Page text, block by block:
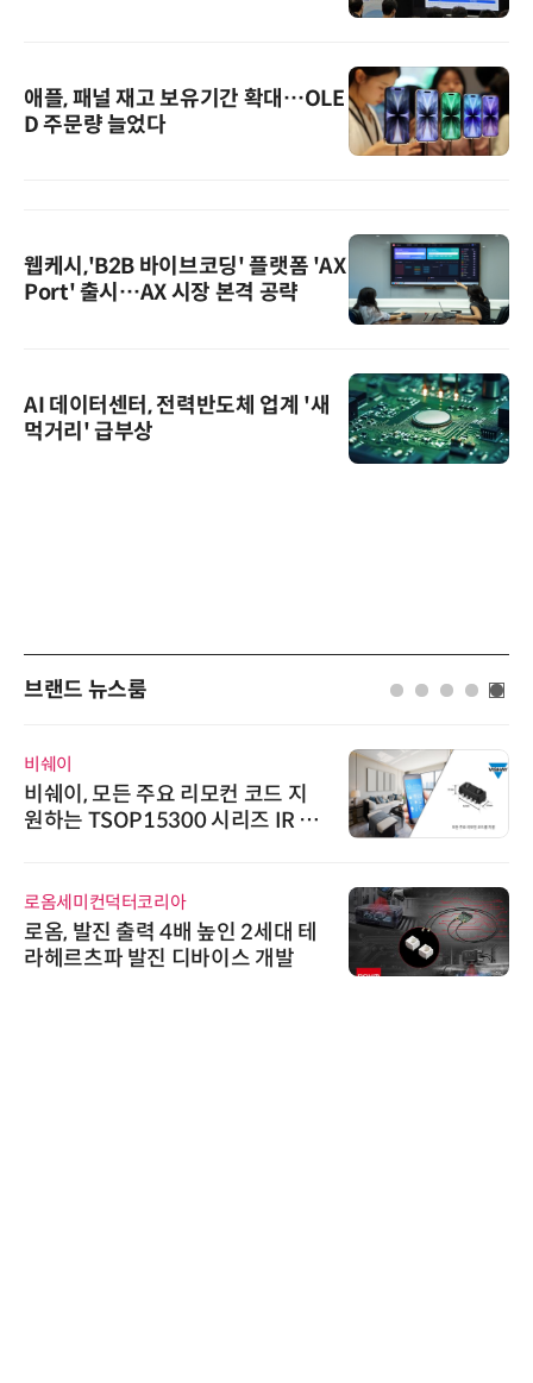
애플, 패널 재고 보유기간 확대…OLE
D 주문량 늘었다
웹케시,'B2B 바이브코딩' 플랫폼 'AX
Port' 출시…AX 시장 본격 공략
AI 데이터센터, 전력반도체 업계 '새
먹거리' 급부상
브랜드 뉴스룸
비쉐이
비쉐이, 모든 주요 리모컨 코드 지
원하는 TSOP15300 시리즈 IR 수
로옴세미컨덕터코리아
로옴, 발진 출력 4배 높인 2세대 테
라헤르츠파 발진 디바이스 개발